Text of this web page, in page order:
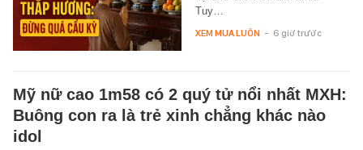
Tuy…
XEM MUA LUÔN - 6 giờ trước
Mỹ nữ cao 1m58 có 2 quý tử nổi nhất MXH:
Buông con ra là trẻ xinh chẳng khác nào
idol